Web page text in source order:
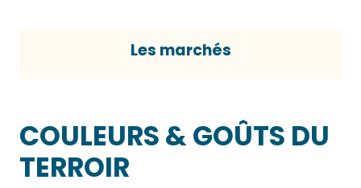
Les marchés
COULEURS & GOÛTS DU
TERROIR